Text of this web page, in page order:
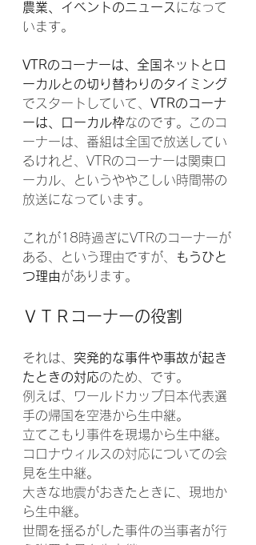
農業、イベントのニュース になって
います。
VTRのコーナーは、全国ネットとロ
ーカルとの切り替わりのタイミング
でスタートしていて、 VTRのコーナ
ーは、ローカル枠なのです。このコ
ーナーは、番組は全国で放送してい
るけれど、VTRのコーナーは関東ロ
ーカル、というややこしい時間帯の
放送になっています。
これが18時過ぎにVTRのコーナーが
ある、という理由ですが、
もうひと
つ理由があります。
ＶＴＲコーナーの役割
それは、 突発的な事件や事故が起き
たときの対応のため、です。
例えば、ワールドカップ日本代表選
手の帰国を空港から生中継。
立てこもり事件を現場から生中継。
コロナウィルスの対応についての会
見を生中継。
大きな地震がおきたときに、現地か
ら生中継。
世間を揺るがした事件の当事者が行